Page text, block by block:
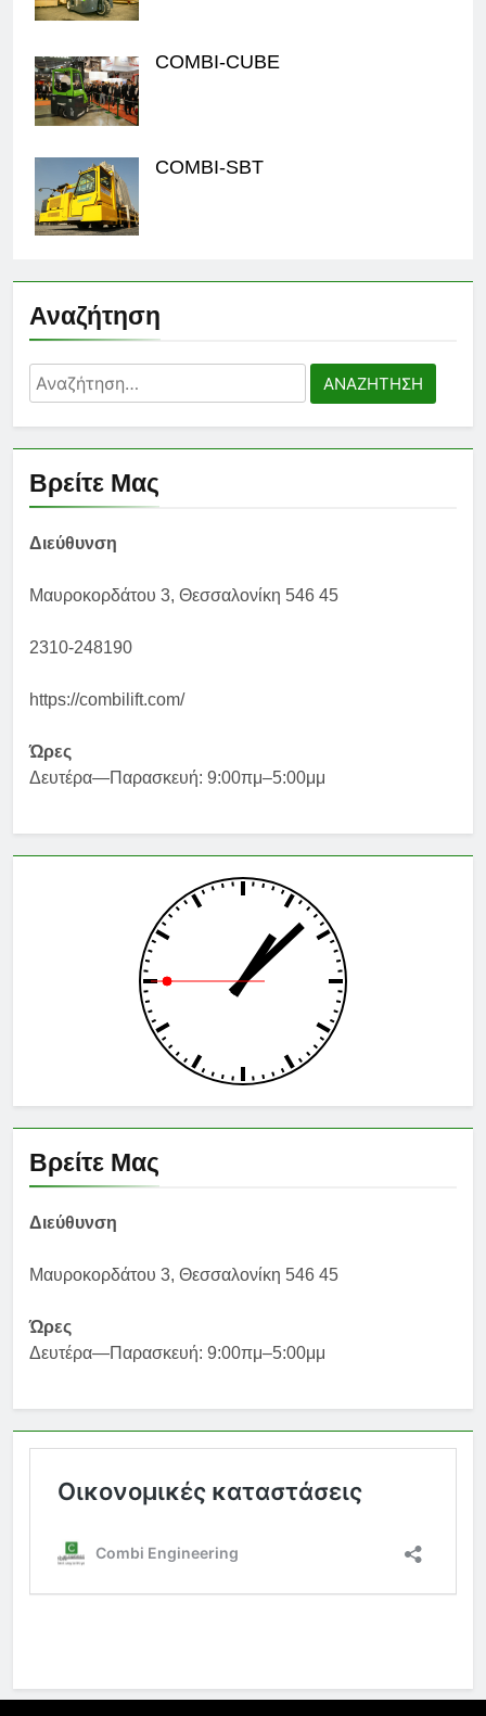
COMBI-CUBE
COMBI-SBT
Αναζήτηση
Αναζήτηση
για:
Βρείτε Μας
Διεύθυνση
Μαυροκορδάτου 3, Θεσσαλονίκη 546 45
2310-248190
https://combilift.com/
Ώρες
Δευτέρα—Παρασκευή: 9:00πμ–5:00μμ
Βρείτε Μας
Διεύθυνση
Μαυροκορδάτου 3, Θεσσαλονίκη 546 45
Ώρες
Δευτέρα—Παρασκευή: 9:00πμ–5:00μμ